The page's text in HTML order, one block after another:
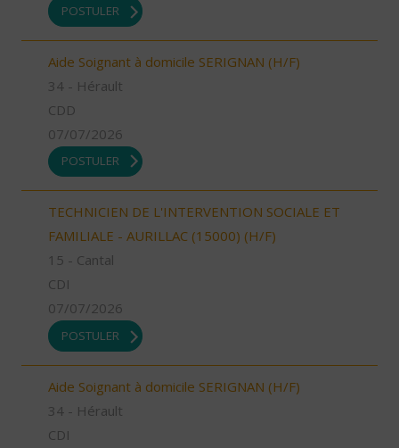
POSTULER
Aide Soignant à domicile SERIGNAN (H/F)
34 - Hérault
CDD
07/07/2026
POSTULER
TECHNICIEN DE L'INTERVENTION SOCIALE ET
FAMILIALE - AURILLAC (15000) (H/F)
15 - Cantal
CDI
07/07/2026
POSTULER
Aide Soignant à domicile SERIGNAN (H/F)
34 - Hérault
CDI